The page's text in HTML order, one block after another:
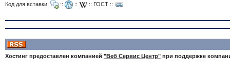
Код для вставки: :: :: :: ГОСТ::
Хостинг предоставлен компанией "Веб Сервис Центр"при поддержке